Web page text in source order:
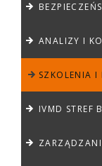
ANALIZY I
SZKOLENIA I
IVMD STREF